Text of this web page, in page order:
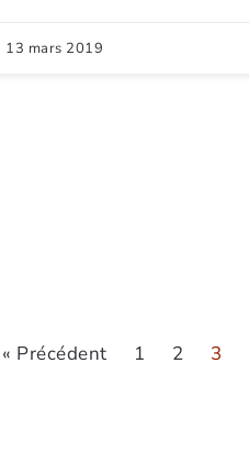
13 mars 2019
« Précédent 1 2 3